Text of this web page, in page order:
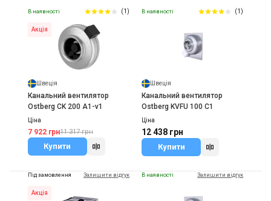
В наявності (1)
Акція
Швеція
Канальний вентилятор
Ostberg CK 200 A1-v1
Ціна
7 922 грн11 317 грн
Купити
В наявності (1)
Швеція
Канальний вентилятор
Ostberg KVFU 100 C1
Ціна
12 438 грн
Купити
Під замовлення Залишити відгук
Акція
В наявності Залишити відгук